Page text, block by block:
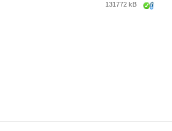
131772 kB